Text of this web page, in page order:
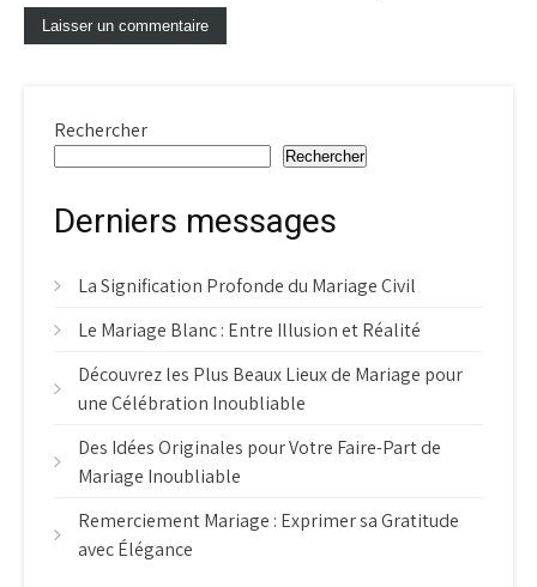
Rechercher
Rechercher
Derniers messages
La Signification Profonde du Mariage Civil
Le Mariage Blanc : Entre Illusion et Réalité
Découvrez les Plus Beaux Lieux de Mariage pour
une Célébration Inoubliable
Des Idées Originales pour Votre Faire-Part de
Mariage Inoubliable
Remerciement Mariage : Exprimer sa Gratitude
avec Élégance